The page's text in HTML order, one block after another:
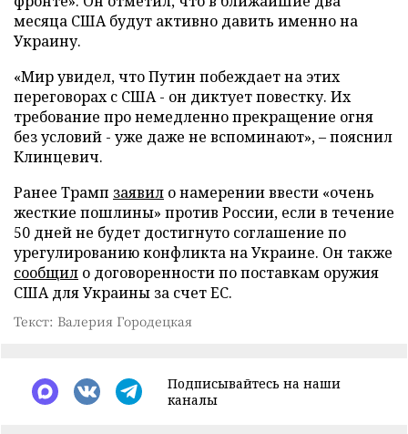
месяца США будут активно давить именно на
Украину.
«Мир увидел, что Путин побеждает на этих
переговорах с США - он диктует повестку. Их
требование про немедленно прекращение огня
без условий - уже даже не вспоминают», – пояснил
Клинцевич.
Ранее Трамп заявил о намерении ввести «очень
жесткие пошлины» против России, если в течение
50 дней не будет достигнуто соглашение по
урегулированию конфликта на Украине. Он также
сообщил о договоренности по поставкам оружия
США для Украины за счет ЕС.
Текст: Валерия Городецкая
Подписывайтесь на наши
каналы